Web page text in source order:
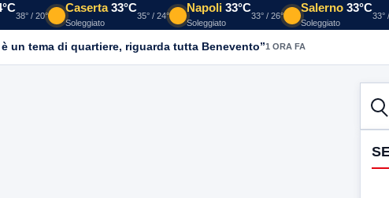
38° / 20°
Caserta 33°C
Soleggiato
35° / 24°
Napoli 33°C
Soleggiato
33° / 26°
Salerno 33°C
Soleggiato
33°
un tema di quartiere, riguarda tutta Benevento”1 ORA FA